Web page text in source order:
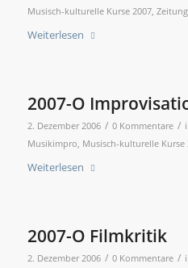
Musisch-kulturelle Kurse 2007, Zeitung
Weiterlesen
2007-O
2. Dezember 2006 / 0 Kommentare /
Musikimpro, Musisch-kulturelle Kurse
Weiterlesen
2007-O Filmkritik
2. Dezember 2006 / 0 Kommentare /